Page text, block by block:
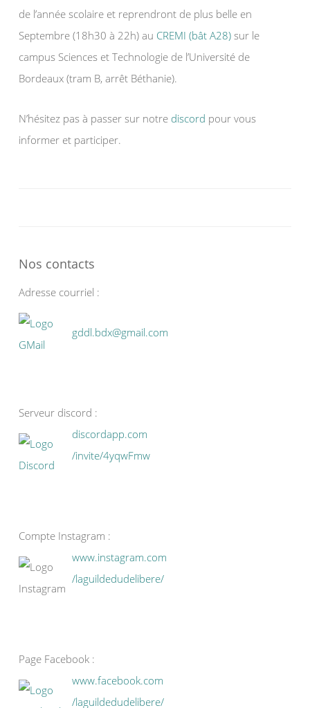
de l’année scolaire et reprendront de plus belle en
Septembre (18h30 à 22h) au CREMI (bât A28) sur le
campus Sciences et Technologie de l’Université de
Bordeaux (tram B, arrêt Béthanie).
N’hésitez pas à passer sur notre discord pour vous
informer et participer.
Nos contacts
Adresse courriel :
gddl.bdx@gmail.com
Serveur discord :
discordapp.com
/invite/4yqwFmw
Compte Instagram :
www.instagram.com
/laguildedudelibere/
Page Facebook :
www.facebook.com
/laguildedudelibere/